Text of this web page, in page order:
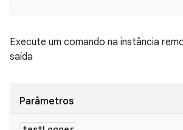
Execute um comando na instância
saída
Parâmetros